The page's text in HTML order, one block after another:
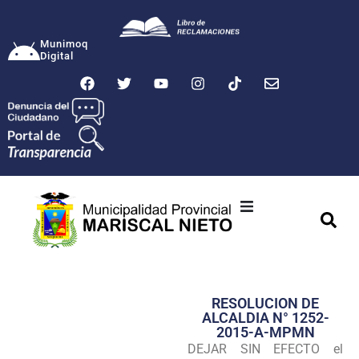
Munimoq
Digital
Transparencia
Seguridad
RESOLUCION DE
ALCALDIA N° 1252-
2015-A-MPMN
DEJAR SIN EFECTO el